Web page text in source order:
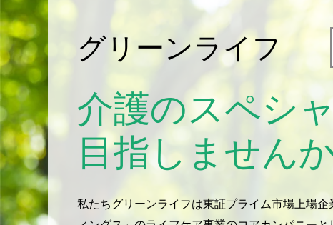
グリーンライフ
介護のスペシ
目指しません
私たちグリーンライフは東証プライム市場上場